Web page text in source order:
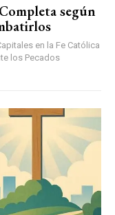
según
en la Fe Católica
los Pecados